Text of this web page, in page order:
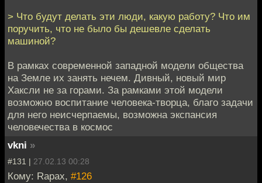
> Что будут делать эти люди, какую работу? Что им
поручить, что не было бы дешевле сделать
машиной?
В рамках современной западной модели общества
на Земле их занять нечем. Дивный, новый мир
Хаксли не за горами. За рамками этой модели
возможно воспитание человека-творца, благо задачи
для него неисчерпаемы, возможна экспансия
человечества в космос
vkni »
#131 | 27.02.13 00:28
Кому: Rapax, #126